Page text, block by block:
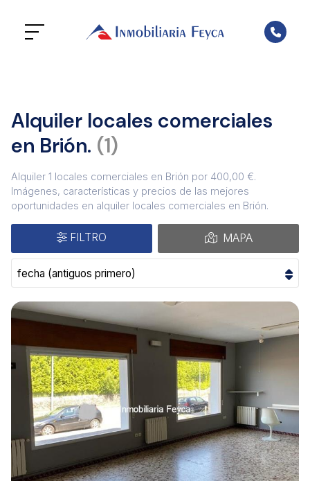
Alquiler locales comerciales
en Brión. 1
Alquiler 1 locales comerciales en Brión por 400,00 €.
Imágenes, características y precios de las mejores
oportunidades en alquiler locales comerciales en Brión.
FILTRO MAPA